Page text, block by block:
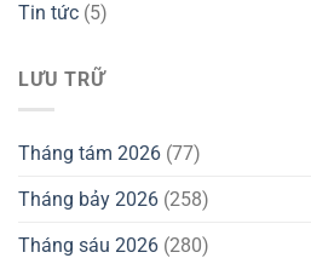
Tin tức (5)
LƯU TRỮ
Tháng tám 2026 (77)
Tháng bảy 2026 (258)
Tháng sáu 2026 (280)